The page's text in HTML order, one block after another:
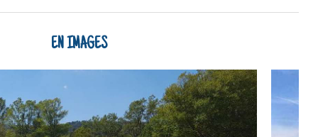
EN IMAGES